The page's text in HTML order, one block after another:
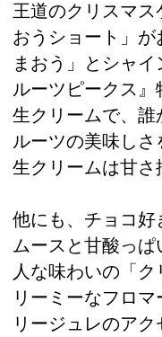
王道のクリスマス
おうショート」
まおう」とシャ
ルーツピークス
生クリームで、誰
ルーツの美味しさ
生クリームは甘さ
他にも、チョコ好
ムースと甘酸っ
人な味わいの「
リーミーなフロ
リージュレのアク